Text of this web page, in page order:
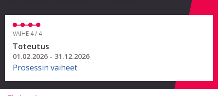
VAIHE 4 / 4
Toteutus
01.02.2026 - 31.12.2026
Prosessin vaiheet